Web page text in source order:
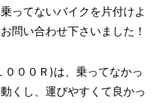
ってないバイクを片付けよ
問い合わせ下さいました！
００Ｒ)は、乗ってなかっ
くし、運びやすくて良かっ